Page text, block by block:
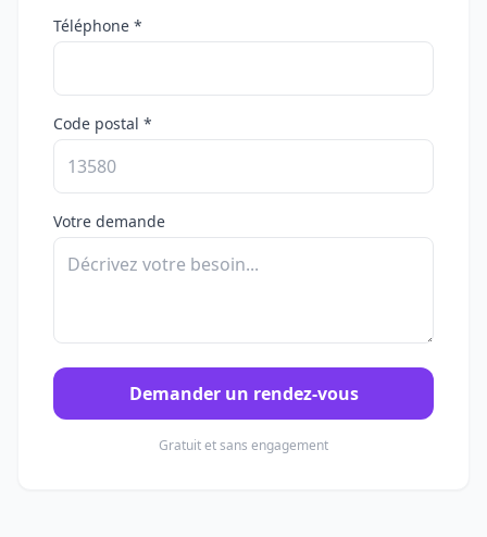
Téléphone *
Code postal *
Votre demande
Demander un rendez-vous
Gratuit et sans engagement